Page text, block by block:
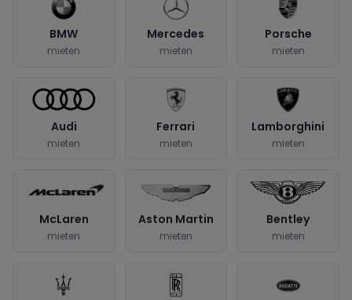
BMW
mieten
Mercedes
mieten
Porsche
mieten
Audi
mieten
Ferrari
mieten
Lamborghini
mieten
McLaren
mieten
Aston Martin
mieten
Bentley
mieten